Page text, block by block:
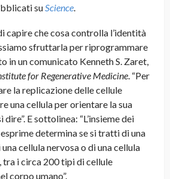
suScience.
capire che cosa controlla l’identità
sfruttarla per riprogrammare
in un comunicato Kenneth S. Zaret,
for Regenerative Medicine. “Per
la replicazione delle cellule
una cellula per orientare la sua
dire”. E sottolinea: “L’insieme dei
determina se si tratti di una
cellula nervosa o di una cellula
tra i circa 200 tipi di cellule
corpo umano”.